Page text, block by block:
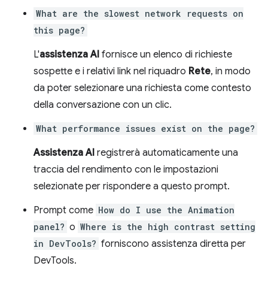
What are the slowest network requests on
this page?
L'assistenza AI fornisce un elenco di richieste
sospette e i relativi link nel riquadro Rete, in modo
da poter selezionare una richiesta come contesto
della conversazione con un clic.
What performance issues exist on the page?
Assistenza AI registrerà automaticamente una
traccia del rendimento con le impostazioni
selezionate per rispondere a questo prompt.
Prompt come How do I use the Animation
panel? o Where is the high contrast setting
in DevTools? forniscono assistenza diretta per
DevTools.